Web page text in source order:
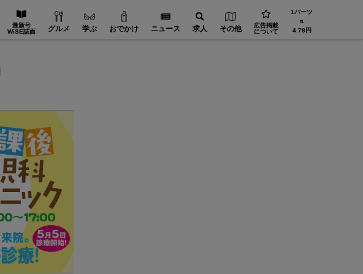
最新号
WiSE誌面
グルメ 学ぶ おでかけ ニュース 求人 その他
広告掲載
について
1バーツ
⇅
4.78円